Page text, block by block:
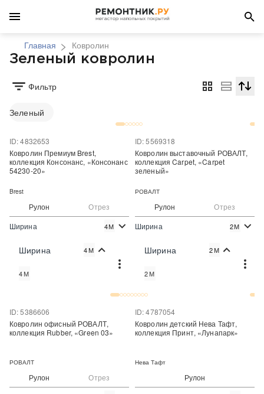
Главная Ковролин
Зеленый ковролин
Фильтр
Зеленый
Рулон Отрез
ID: 4832653
Цена:
Ковролин Премиум Brest,
коллекция Консонанс, «Консонанс
54230-20»
Brest
Ширина 4М
Ширина 4М
4М
Рулон Отрез
ID: 5569318
Цена:
Ковролин выставочный РОВАЛТ,
коллекция Carpet, «Carpet
зеленый»
РОВАЛТ
Ширина 2М
Ширина 2М
2М
Рулон Отрез
ID: 5386606
Ковролин офисный РОВАЛТ,
коллекция Rubber, «Green 03»
РОВАЛТ
Рулон
ID: 4787054
Ковролин детский Нева Тафт,
коллекция Принт, «Лунапарк»
Нева Тафт